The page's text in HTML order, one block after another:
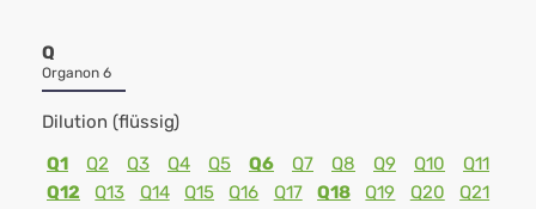
Q
Organon 6
Dilution (flüssig)
Q1
Q2 Q3 Q4 Q5 Q6 Q7 Q8 Q9 Q10
Q11
Q12
Q13 Q14 Q15 Q16 Q17 Q18 Q19 Q20
Q21